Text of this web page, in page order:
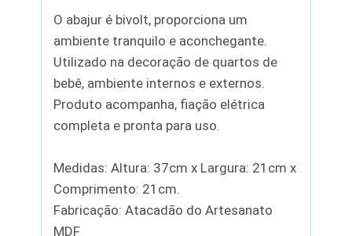
O abajur é bivolt, proporciona um
ambiente tranquilo e aconchegante.
Utilizado na decoração de quartos de
bebê, ambiente internos e externos.
Produto acompanha, fiação elétrica
completa e pronta para uso.
Medidas: Altura: 37cm x Largura: 21cm x
Comprimento: 21cm.
Fabricação: Atacadão do Artesanato
MDF